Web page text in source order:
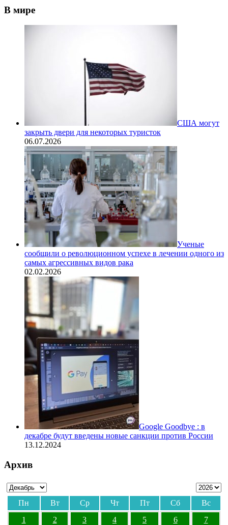
В мире
США могут
закрыть двери для некоторых туристок
06.07.2026
Ученые
сообщили о революционном успехе в лечении одного из
самых агрессивных видов рака
02.02.2026
Google Goodbye : в
декабре будут введены новые санкции против России
13.12.2024
Архив
Пн Вт Ср Чт Пт Сб
Вс
1
2 3 4 5 6 7